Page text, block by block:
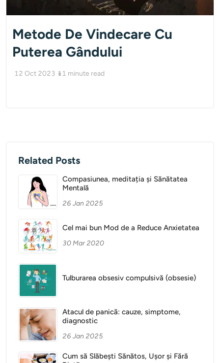
Metode De Vindecare Cu
Puterea Gândului
12 Oct 2023 11 minute read
Related Posts
Compasiunea, meditația și Sănătatea
Mentală
26 Jan 2025
Cel mai bun Mod de a Reduce Anxietatea
30 Mar 2020
Tulburarea obsesiv compulsivă (obsesie)
Atacul de panică: cauze, simptome,
diagnostic
26 Jan 2025
Cum să Slăbești Sănătos, Ușor și Fără